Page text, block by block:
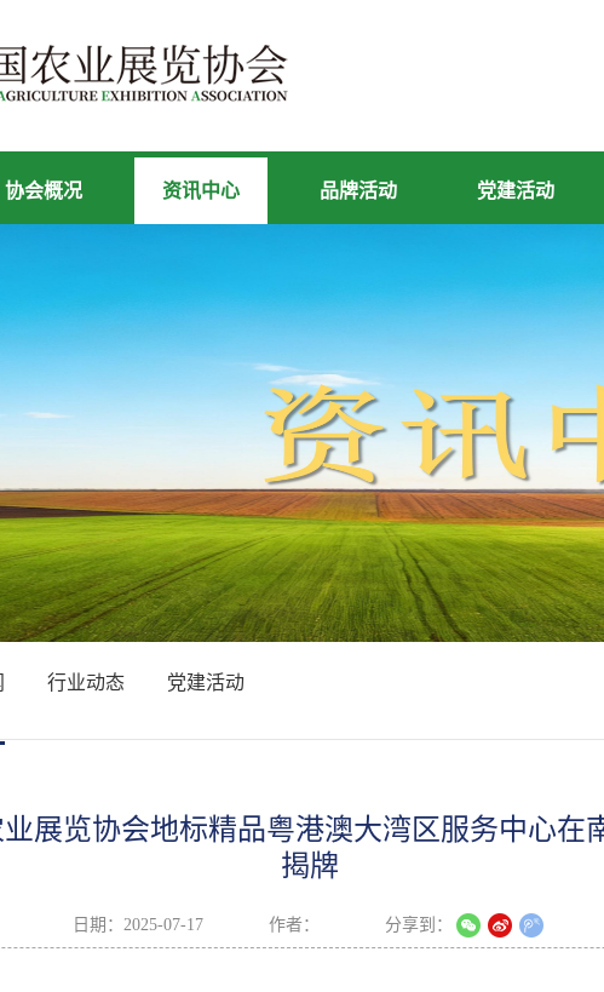
协会概况 资讯中心 品牌活动 党建活动
行业动态 党建活动
展览协会地标精品粤港澳大湾区服务中心在
揭牌
日期： 2025-07-17 作者： 分享到：